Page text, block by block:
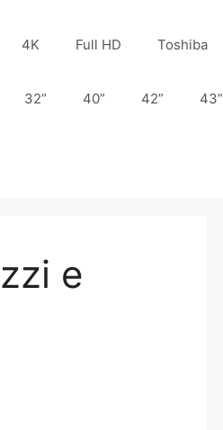
4K Full HD Toshiba
32” 40” 42” 43”
e